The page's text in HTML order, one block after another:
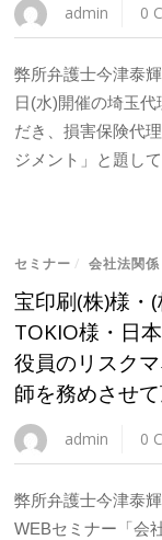
admin 0
弊所弁護士今津泰
日(水)開催の埼玉
だき、損害保険代
ジメント」と題し
セミナー / 会社法関係
宝印刷(株)様・
TOKIO様・日
役員のリスク
師を務めさせ
admin 0
弊所弁護士今津泰
WEBセミナー「会